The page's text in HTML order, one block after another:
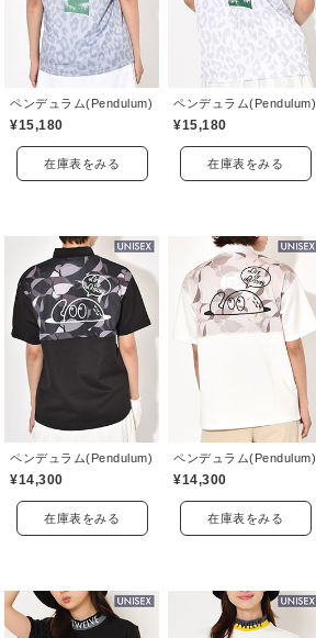
ペンデュラム(Pendulum)
¥15,180
在庫表をみる
ペンデュラム(Pendulum)
¥15,180
在庫表をみる
ペンデュラム(Pendulum)
¥14,300
在庫表をみる
ペンデュラム(Pendulum)
¥14,300
在庫表をみる